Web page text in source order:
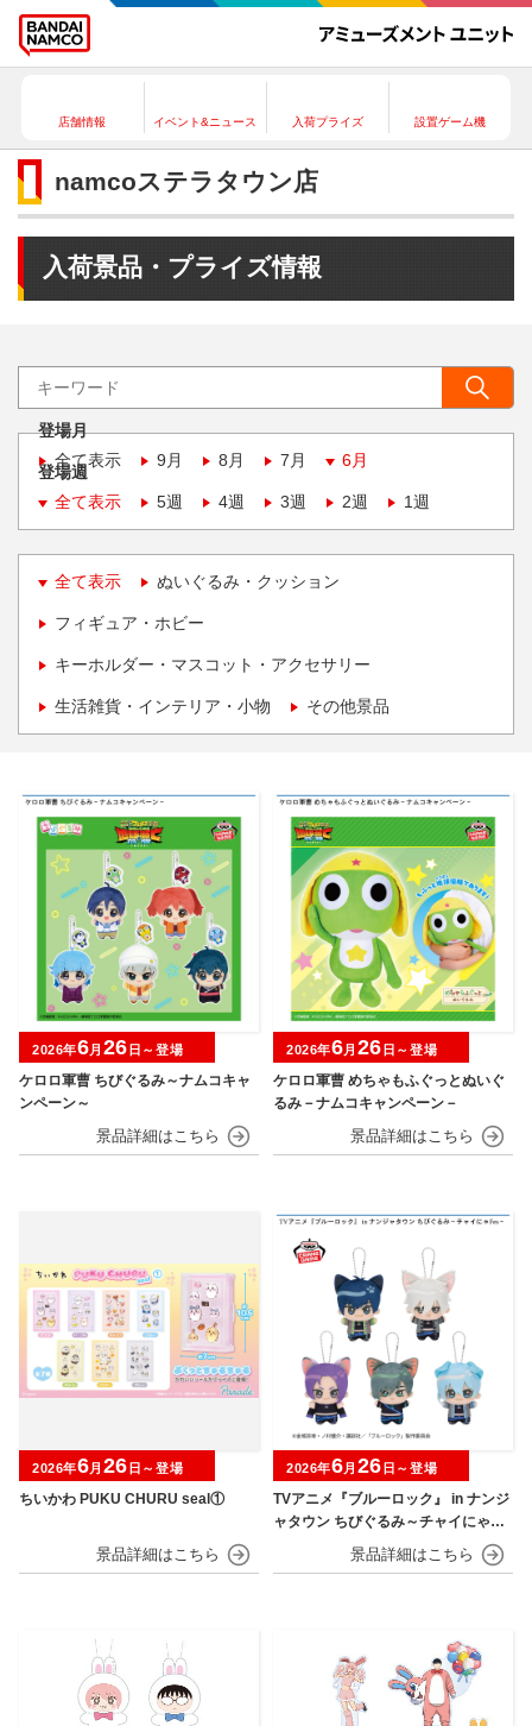
店舗情報 イベント&ニュース 入荷プライズ 設置ゲーム機
namcoステラタウン店
入荷景品・プライズ情報
登場月
全て表示
9月 8月 7月 6月
登場週
全て表示
5週 4週 3週 2週 1週
全て表示 ぬいぐるみ・クッション
フィギュア・ホビー
キーホルダー・マスコット・アクセサリー
生活雑貨・インテリア・小物 その他景品
ケロロ軍曹 ちびぐるみ～ナムコキャ
ンペーン～
2026年6月 26 日～登場
ケロロ軍曹 めちゃもふぐっとぬいぐ
るみ－ナムコキャンペーン－
2026年6月 26 日～登場
ちいかわ PUKU CHURU seal①
2026年6月 26 日～登場
TVアニメ『ブルーロック』 in ナンジ
ャタウン ちびぐるみ～チャイにゃFe
2026年6月 26 日～登場